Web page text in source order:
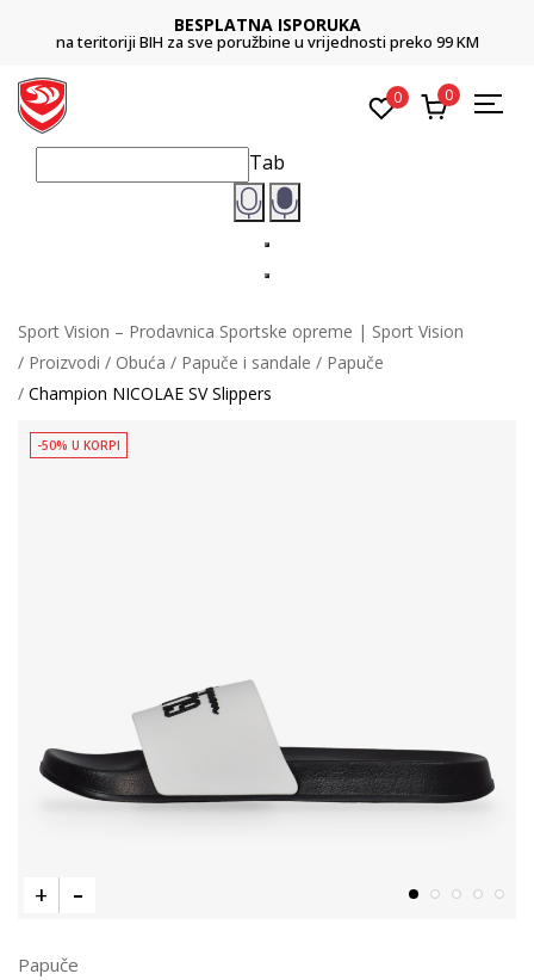
BESPLATNA ISPORUKA
na teritoriji BIH za sve poružbine u vrijednosti preko 99 KM
0 0
Tab
Sport Vision – Prodavnica Sportske opreme | Sport Vision
Proizvodi
Obuća Papuče i sandale
Papuče
Champion NICOLAE SV Slippers
-50% U KORPI
Papuče